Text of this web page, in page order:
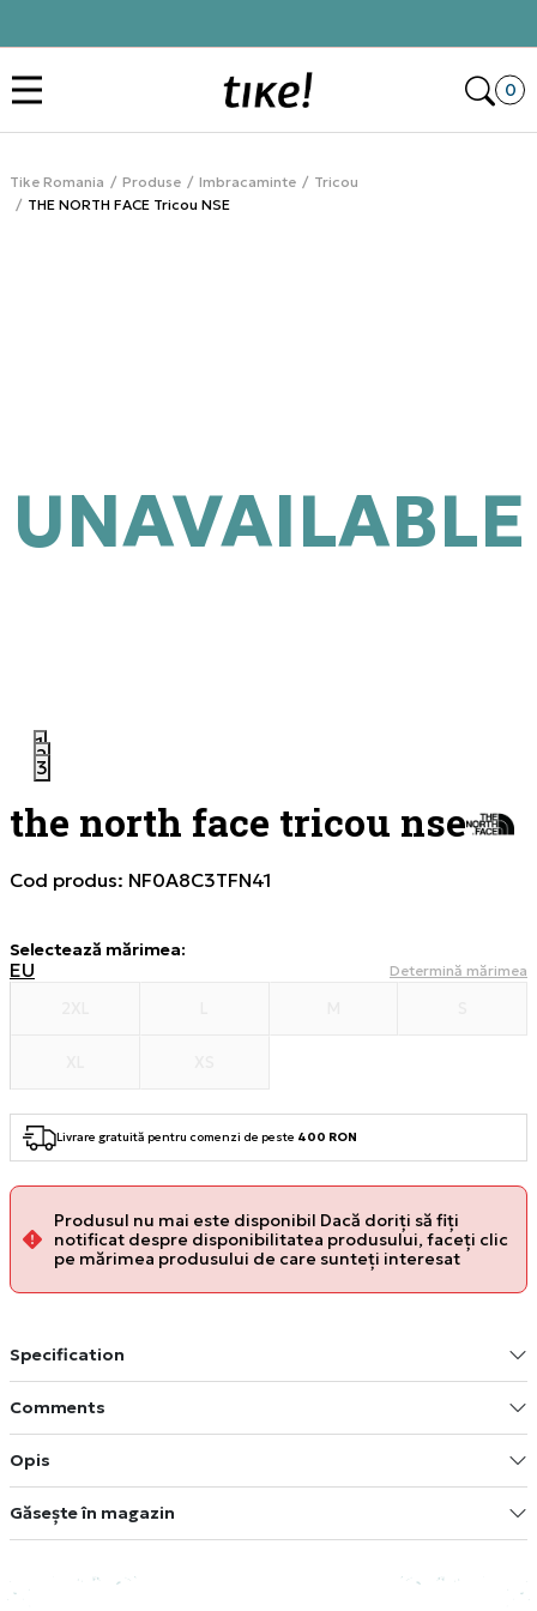
0
Tike Romania Produse Imbracaminte
Tricou
THE NORTH FACE Tricou NSE
1
2
3
UNAVAILABLE
the north face tricou nse
Cod produs: NF0A8C3TFN41
Selectează mărimea:
EU Determină mărimea
Livrare gratuită pentru comenzi de peste 400 RON
Produsul nu mai este disponibil Dacă doriți să fiți
notificat despre disponibilitatea produsului, faceți clic
pe mărimea produsului de care sunteți interesat
Specification
Comments
Opis
Găsește în magazin